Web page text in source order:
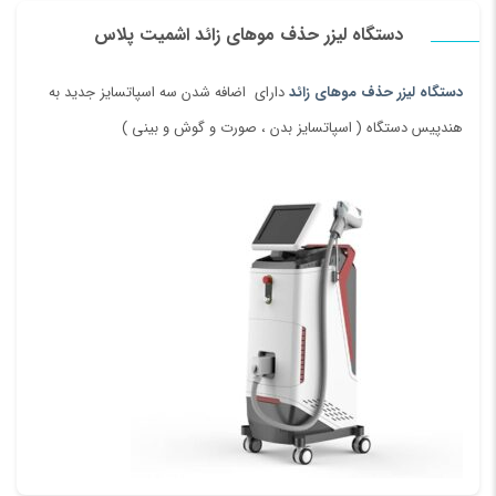
دستگاه لیزر حذف موهای زائد اشمیت پلاس
دستگاه لیزر حذف موهای زائددارای اضافه شدن سه اسپاتسایز جدید به
هندپیس دستگاه ( اسپاتسایز بدن ، صورت و گوش و بینی )
یا حرارتی مستقیم) مناسب برای مصارف فروشگاهی و واحدهای بسته
بندی کالا می باشد و سرعت چاپ آن برابر با ۱۲۷ میلی متر بر ثانیه با
کیفیت چاپ ۲۰۳ dpi که از وضوح متوسطی برخودار است، عرض چاپ
را داشته و دارای تمامی استانداردهای طراحی صنعتی می
باشد و از قابلیت های اتصالات آن می توان مواردی همچون
پورت های اتصالی نوع (USB
ایمیل *
ذخیره نام، ایمیل و وبسایت من در مرورگر برای زمانی که دوباره دیدگاهی